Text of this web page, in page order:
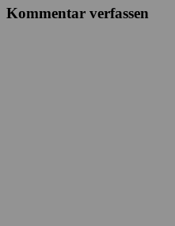
Kommentar verfassen